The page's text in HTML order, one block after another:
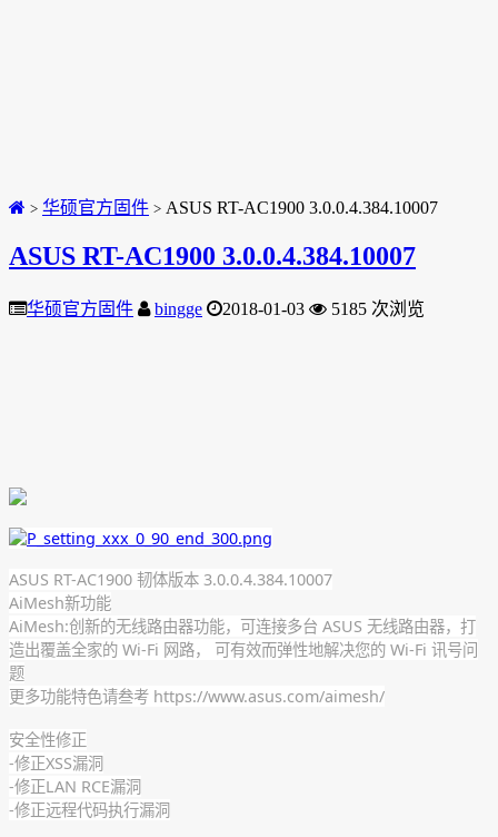
> 华硕官方固件 > ASUS RT-AC1900 3.0.0.4.384.10007
ASUS RT-AC1900 3.0.0.4.384.10007
华硕官方固件 bingge 2018-01-03 5185 次浏览
ASUS RT-AC1900 韧体版本 3.0.0.4.384.10007
AiMesh新功能
AiMesh:创新的无线路由器功能，可连接多台 ASUS 无线路由器，打
造出覆盖全家的 Wi-Fi 网路， 可有效而弹性地解决您的 Wi-Fi 讯号问
题
更多功能特色请叁考 https://www.asus.com/aimesh/
安全性修正
-修正XSS漏洞
-修正LAN RCE漏洞
-修正远程代码执行漏洞